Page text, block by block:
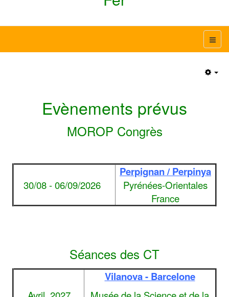
Evènements prévus
MOROP Congrès
30/08 - 06/09/2026
Perpignan / Perpinya
Pyrénées-Orientales
France
Séances des CT
Vilanova - Barcelone